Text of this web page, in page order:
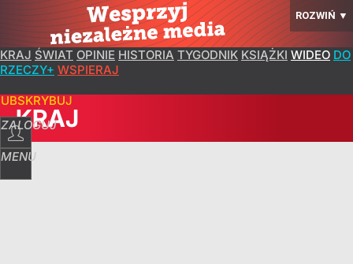
ROZWIŃ ▼
KRAJ ŚWIAT OPINIE HISTORIA TYGODNIK KSIĄŻKI WIDEO DO
RZECZY+ WSPIERAJ
ZALOGUJ
MENU
KRAJ